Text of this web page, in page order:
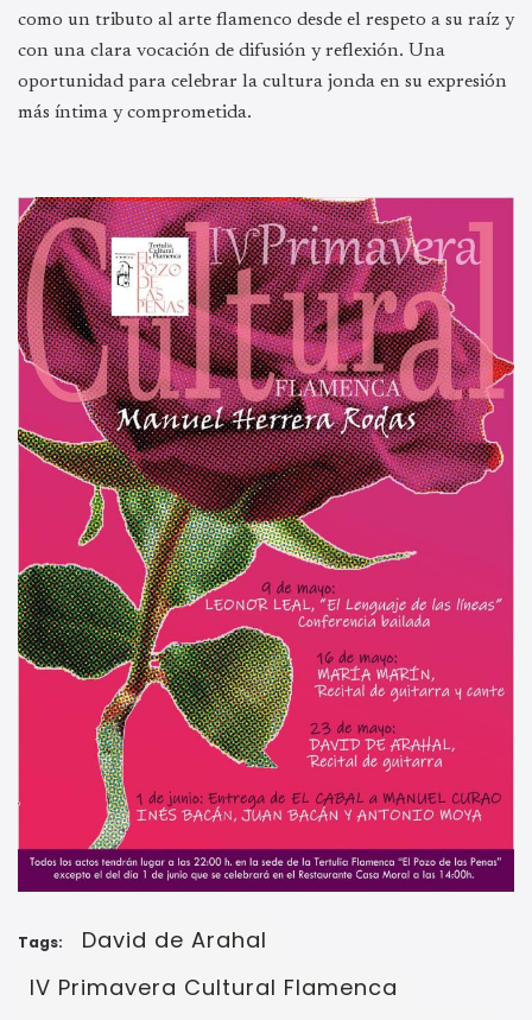
como un tributo al arte flamenco desde el respeto a su raíz y
con una clara vocación de difusión y reflexión. Una
oportunidad para celebrar la cultura jonda en su expresión
más íntima y comprometida.
Tags:
David de Arahal
IV Primavera Cultural Flamenca